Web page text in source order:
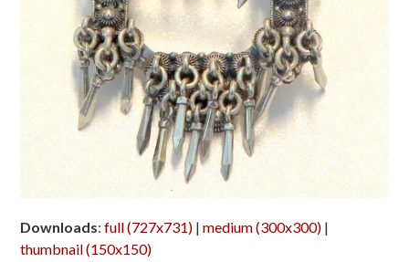
Downloads:full (727x731) |medium (300x300) |
thumbnail (150x150)